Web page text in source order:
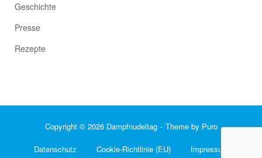
Geschichte
Presse
Rezepte
Copyright © 2026 Dampfnudeltag Theme by Puro
Datenschutz Cookie-Richtlinie (EU) Impressum